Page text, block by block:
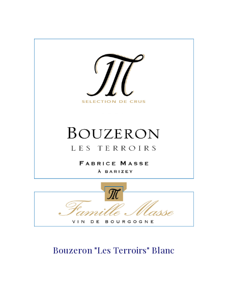
Bouzeron "Les Terroirs" Blanc